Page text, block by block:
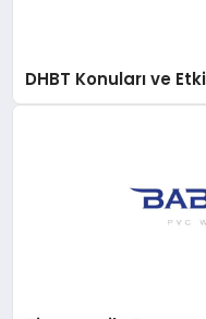
DHBT Konuları ve